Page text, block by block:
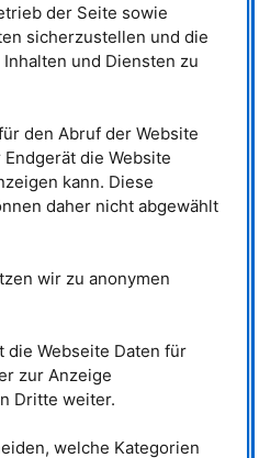
Schneideelemente aus Keramik zu
verwendeten
nicht direkt auf Stahl löten kann,
entwickelt und als Patent
auf ein
diese an den Grundkörper löten.
einer Vakuumumgebung auf ein
der Seite sowie
sicherzustellen und die
und Diensten zu
den Abruf der Website
die Website
kann. Diese
daher nicht abgewählt
wir zu anonymen
Webseite Daten für
zur Anzeige
Dritte weiter.
welche Kategorien